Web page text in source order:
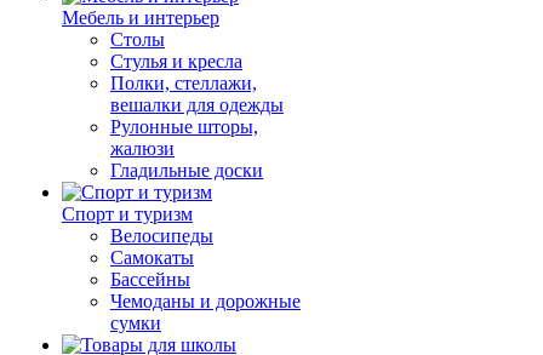
Мебель и интерьер
Столы
Стулья и кресла
Полки, стеллажи,
вешалки для одежды
Рулонные шторы,
жалюзи
Гладильные доски
Спорт и туризм
Велосипеды
Самокаты
Бассейны
Чемоданы и дорожные
сумки